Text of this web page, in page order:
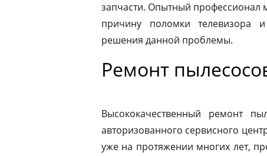
запчасти. Опытный профессионал
причину поломки телевизора
решения данной проблемы.
Ремонт
Высококачественный ремонт
авторизованного сервисного
уже на протяжении многих лет,